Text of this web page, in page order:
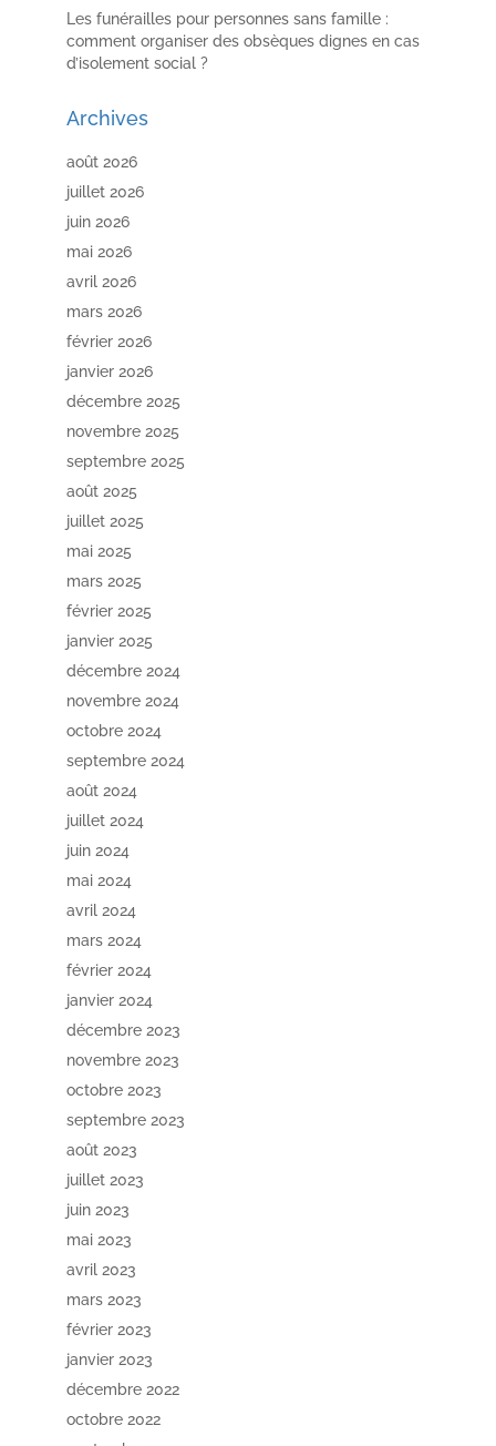
Les funérailles pour personnes sans famille :
comment organiser des obsèques dignes en cas
d’isolement social ?
Archives
août 2026
juillet 2026
juin 2026
mai 2026
avril 2026
mars 2026
février 2026
janvier 2026
décembre 2025
novembre 2025
septembre 2025
août 2025
juillet 2025
mai 2025
mars 2025
février 2025
janvier 2025
décembre 2024
novembre 2024
octobre 2024
septembre 2024
août 2024
juillet 2024
juin 2024
mai 2024
avril 2024
mars 2024
février 2024
janvier 2024
décembre 2023
novembre 2023
octobre 2023
septembre 2023
août 2023
juillet 2023
juin 2023
mai 2023
avril 2023
mars 2023
février 2023
janvier 2023
décembre 2022
octobre 2022